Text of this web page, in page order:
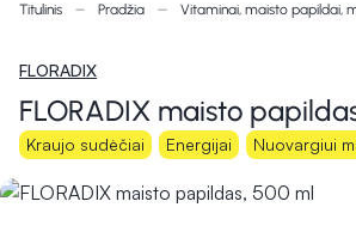
Titulinis Pradžia Vitaminai, maisto papildai,
FLORADIX
FLORADIX maisto
Kraujo sudėčiai Energijai Nuovargiui